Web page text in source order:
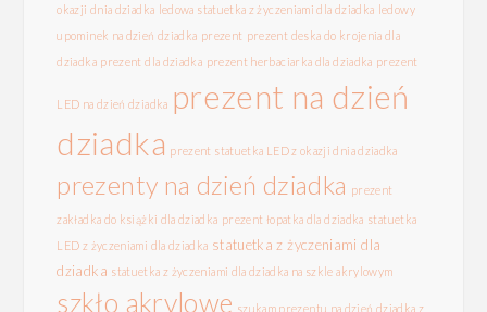
okazji dnia dziadka ledowa statuetka z życzeniami dla dziadka ledowy
upominek na dzień dziadka prezent prezent deska do krojenia dla
dziadka prezent dla dziadka prezent herbaciarka dla dziadka prezent
LED na dzień dziadka prezent na dzień
dziadka prezent statuetka LED z okazji dnia dziadka
prezenty na dzień dziadka prezent
zakładka do książki dla dziadka prezent łopatka dla dziadka statuetka
LED z życzeniami dla dziadka statuetka z życzeniami dla
dziadka statuetka z życzeniami dla dziadka na szkle akrylowym
szkło akrylowe szukam prezentu na dzień dziadka z